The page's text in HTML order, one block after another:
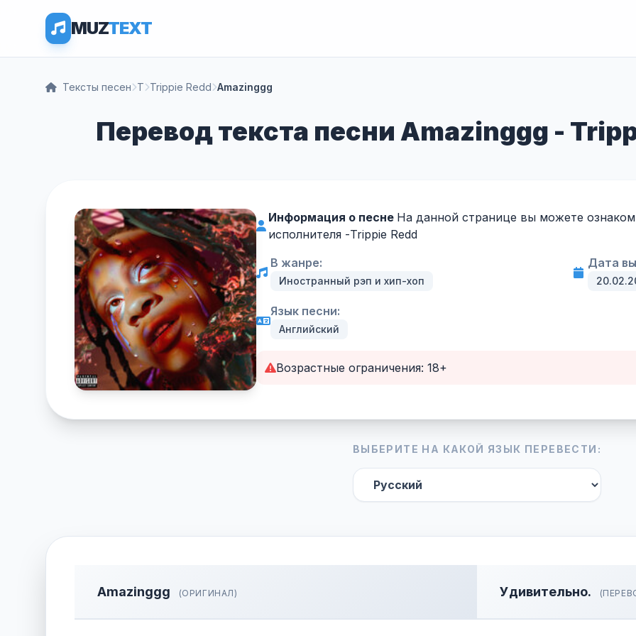
MUZTEXT
Тексты песен T Trippie Redd Amazinggg
Перевод текста песни Amazinggg -
Информация о песне На данной странице вы можете
исполнителя -Trippie Redd
В жанре:
Иностранный рэп и хип-хоп
Дата
Язык песни:
Английский
Возрастные ограничения: 18+
ВЫБЕРИТЕ НА КАКОЙ ЯЗЫК ПЕРЕВЕСТИ:
Amazinggg (ОРИГИНАЛ) Удивительно.